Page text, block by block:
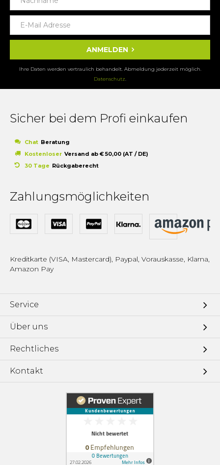
ANMELDEN
Ihre Daten werden vertraulich behandelt. Abmeldung jederzeit möglich.
Datenschutz.
Sicher bei dem Profi einkaufen
Chat Beratung
Kostenloser Versand ab € 50,00 (AT / DE)
30 Tage Rückgaberecht
Zahlungsmöglichkeiten
Kreditkarte (VISA, Mastercard), Paypal, Vorauskasse, Klarna,
Amazon Pay
Service
Über uns
Rechtliches
Kontakt